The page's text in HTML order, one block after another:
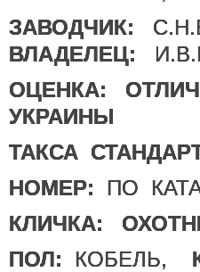
ЗАВОДЧИК:
ВЛАДЕЛЕЦ:
ОЦЕНКА:
УКРАИНЫ
ТАКСА
НОМЕР: ПО
КЛИЧКА:
ПОЛ: КОБЕЛЬ,